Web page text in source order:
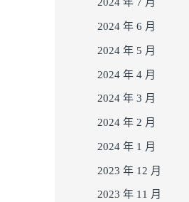
2024 年 7 月
2024 年 6 月
2024 年 5 月
2024 年 4 月
2024 年 3 月
2024 年 2 月
2024 年 1 月
2023 年 12 月
2023 年 11 月